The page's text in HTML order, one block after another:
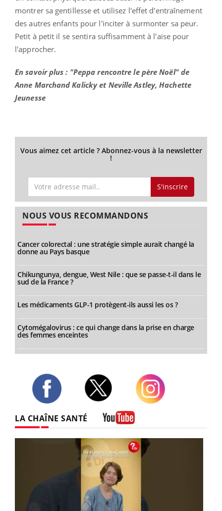
montrer sa gentillesse et utilisez l'effet d'entraînement
des autres enfants pour l'inciter à surmonter sa peur.
Petit à petit il se sentira suffisamment à l'aise pour
l'approcher.
En savoir plus : "Peppa rencontre le père Noël" de
Anne Marchand Kalicky et Neville Astley, Hachette
Jeunesse
Vous aimez cet article ? Abonnez-vous à la newsletter
!
S'inscrire
NOUS VOUS RECOMMANDONS
Cancer colorectal : une stratégie simple aurait changé la
donne au Pays basque
Chikungunya, dengue, West Nile : que se passe-t-il dans le
sud de la France ?
Les médicaments GLP-1 protègent-ils aussi les os ?
Cytomégalovirus : ce qui change dans la prise en charge
des femmes enceintes
LA CHAÎNE SANTÉ